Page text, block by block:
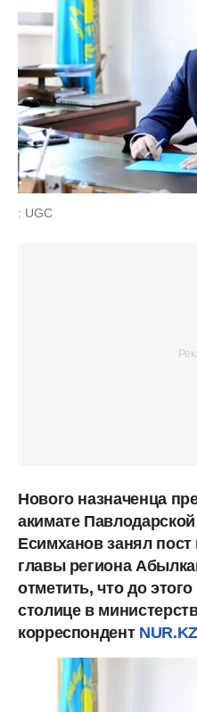
: UGC
Нового назначенца
акимате
Есимханов занял пост
главы региона
отметить, что до
столице в
корреспондент NUR.KZ